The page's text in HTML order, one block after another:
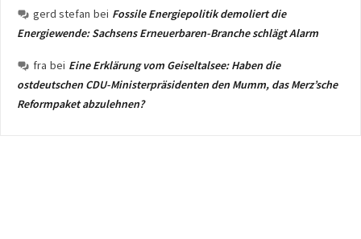
gerd stefan bei Fossile Energiepolitik demoliert die
Energiewende: Sachsens Erneuerbaren-Branche schlägt Alarm
fra bei Eine Erklärung vom Geiseltalsee: Haben die
ostdeutschen CDU-Ministerpräsidenten den Mumm, das Merz’sche
Reformpaket abzulehnen?